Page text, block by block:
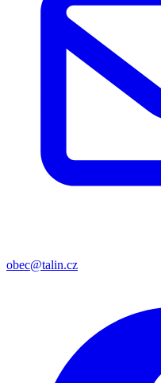
obec@talin.cz